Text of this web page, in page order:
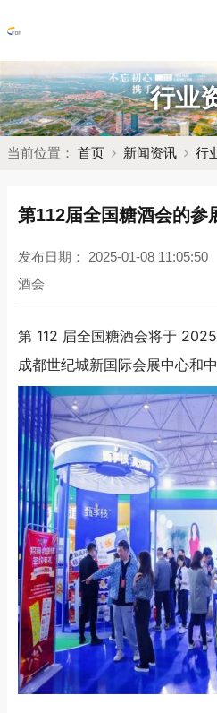
行业
当前位置： 首页 新闻资讯 行
第112届全国糖酒会的参
发布日期： 2025-01-08 11:05:50
酒会
第 112 届全国糖酒会将于
成都世纪城新国际会展中心和